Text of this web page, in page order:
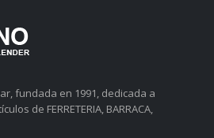
fundada en 1991, dedicada a
de FERRETERIA, BARRACA,